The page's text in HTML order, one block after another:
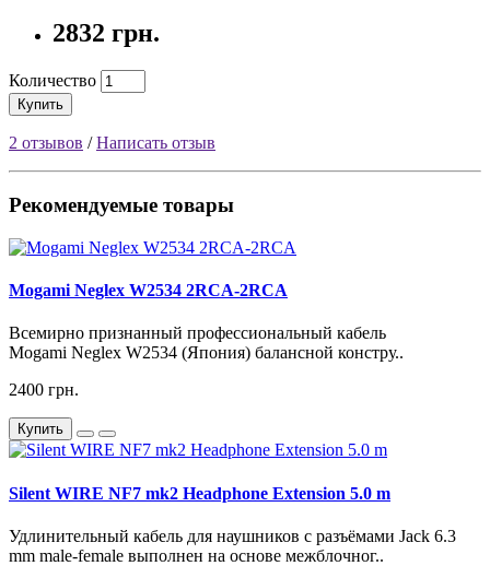
2832 грн.
Количество
Купить
2 отзывов /Написать отзыв
Рекомендуемые товары
Mogami Neglex W2534 2RCA-2RCA
Всемирно признанный профессиональный кабель
Mogami Neglex W2534 (Япония) балансной констру..
2400 грн.
Купить
Silent WIRE NF7 mk2 Headphone Extension 5.0 m
Удлинительный кабель для наушников с разъёмами Jack 6.3
mm male-female выполнен на основе межблочног..